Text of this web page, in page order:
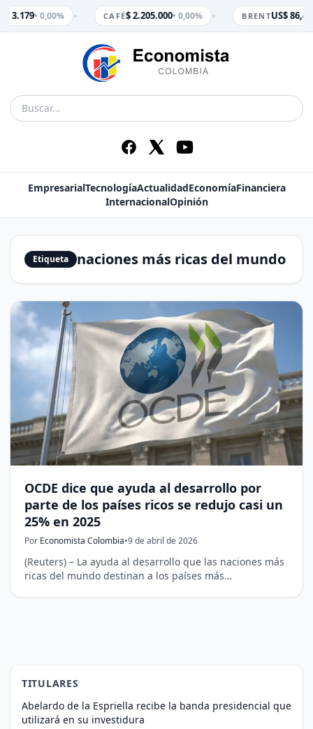
$ 3.179• 0,00% • CAFÉ$ 2.205.000• 0,00% • BRENTUS$ 86,47
EmpresarialTecnologíaActualidadEconomíaFinanciera
InternacionalOpinión
Etiqueta naciones más ricas del mundo
OCDE dice que ayuda al desarrollo por
parte de los países ricos se redujo casi un
25% en 2025
Por Economista Colombia•9 de abril de 2026
(Reuters) – La ayuda al desarrollo que las naciones más
ricas del mundo destinan a los ‌países más…
TITULARES
Abelardo de la Espriella recibe la banda presidencial que
utilizará en su investidura